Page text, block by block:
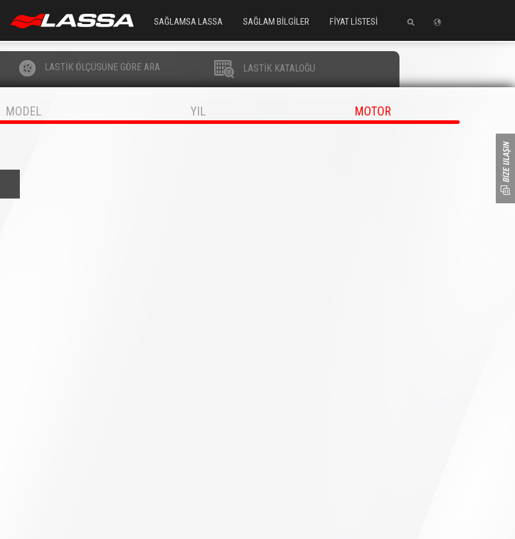
SAĞLAMSA LASSA SAĞLAM BİLGİLER FİYAT LİSTESİ
LASTİK ÖLÇÜSÜNE GÖRE ARA LASTİK KATALOĞU
MODEL YIL MOTOR